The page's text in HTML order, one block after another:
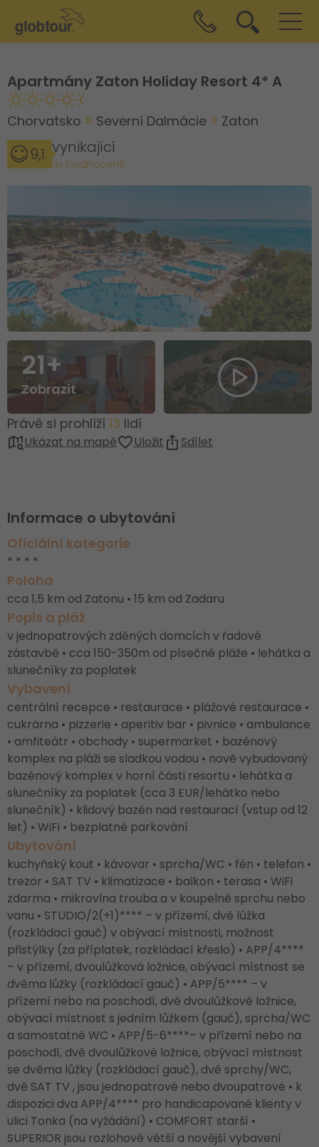
Apartmány Zaton Holiday Resort 4* A
Chorvatsko Severní Dalmácie Zaton
9,1 vynikající
4x hodnocené
21+
Zobrazit
Právě si prohlíží 13 lidí
Ukázat na mapě Uložit Sdílet
Informace o ubytování
Oficiální kategorie
* * * *
Poloha
cca 1,5 km od Zatonu • 15 km od Zadaru
Popis a pláž
v jednopatrových zděných domcích v řadové
zástavbě • cca 150-350m od písečné pláže • lehátka a
slunečníky za poplatek
Vybavení
centrální recepce • restaurace • plážové restaurace •
cukrárna • pizzerie • aperitiv bar • pivnice • ambulance
• amfiteátr • obchody • supermarket • bazénový
komplex na pláži se sladkou vodou • nově vybudovaný
bazénový komplex v horní části resortu • lehátka a
slunečníky za poplatek (cca 3 EUR/lehátko nebo
slunečník) • klidový bazén nad restaurací (vstup od 12
let) • WiFi • bezplatné parkování
Ubytování
kuchyňský kout • kávovar • sprcha/WC • fén • telefon •
trezor • SAT TV • klimatizace • balkon • terasa • WiFi
zdarma • mikrovlna trouba a v koupelně sprchu nebo
vanu • STUDIO/2(+1)**** – v přízemí, dvě lůžka
(rozkládací gauč) v obývací místnosti, možnost
přistýlky (za příplatek, rozkládací křeslo) • APP/4****
– v přízemí, dvoulůžková ložnice, obývací místnost se
dvěma lůžky (rozkládací gauč) • APP/5**** – v
přízemí nebo na poschodí, dvě dvoulůžkové ložnice,
obývací místnost s jedním lůžkem (gauč), sprcha/WC
a samostatné WC • APP/5-6****– v přízemí nebo na
poschodí, dvě dvoulůžkové ložnice, obývací místnost
se dvěma lůžky (rozkládací gauč), dvě sprchy/WC,
dvě SAT TV , jsou jednopatrové nebo dvoupatrové • k
dispozici dva APP/4**** pro handicapované klienty v
ulici Tonka (na vyžádání) • COMFORT starší •
SUPERIOR jsou rozlohově větší a novější vybavení